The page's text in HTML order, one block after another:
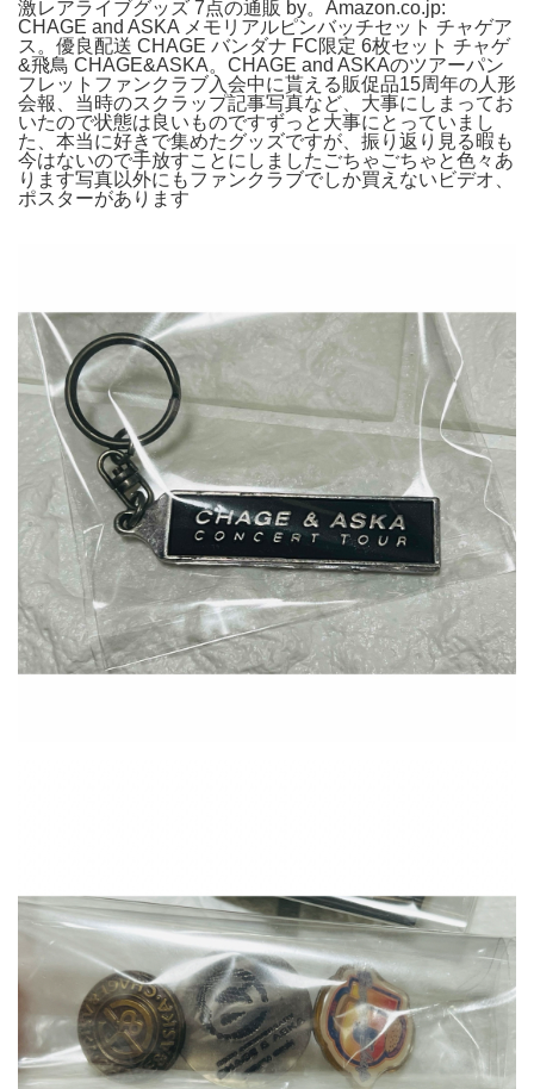
激レアライブグッズ 7点の通販 by。Amazon.co.jp:
CHAGE and ASKA メモリアルピンバッチセット チャゲア
ス。優良配送 CHAGE バンダナ FC限定 6枚セット チャゲ
&飛鳥 CHAGE&ASKA。CHAGE and ASKAのツアーパン
フレットファンクラブ入会中に貰える販促品15周年の人形
会報、当時のスクラップ記事写真など、大事にしまってお
いたので状態は良いものですずっと大事にとっていまし
た、本当に好きで集めたグッズですが、振り返り見る暇も
今はないので手放すことにしましたごちゃごちゃと色々あ
ります写真以外にもファンクラブでしか買えないビデオ、
ポスターがあります